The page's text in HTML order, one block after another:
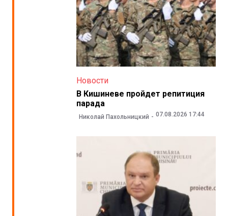
Новости
В Кишиневе пройдет репитиция
парада
Николай Пахольницкий 07.08.2026 17:44